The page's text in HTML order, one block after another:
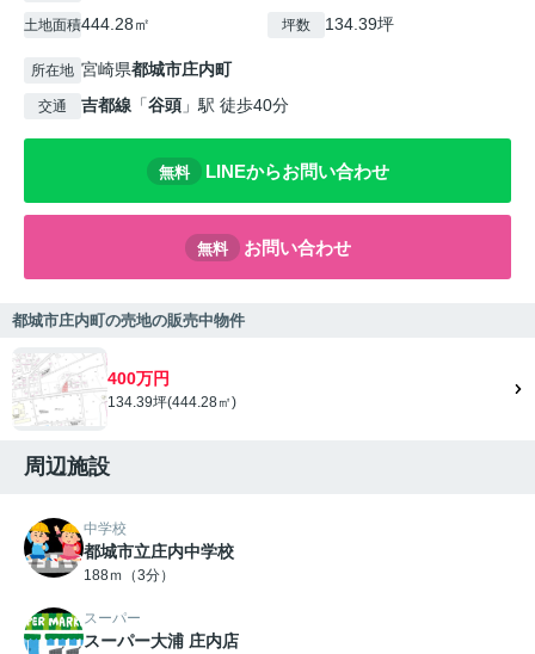
土地面積444.28㎡ 坪数 134.39坪
所在地 宮崎県都城市庄内町
交通 吉都線 「谷頭 」駅 徒歩40分
無料 LINEからお問い合わせ
無料 お問い合わせ
都城市庄内町の売地の販売中物件
400万円
134.39坪(444.28㎡)
周辺施設
中学校
都城市立庄内中学校
188ｍ（3分）
スーパー
スーパー大浦 庄内店